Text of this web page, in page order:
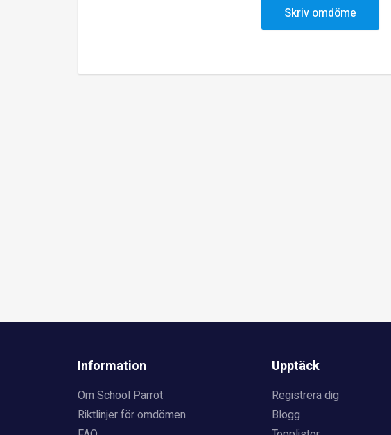
Skriv omdöme
Information
Om School Parrot
Riktlinjer för omdömen
Upptäck
Registrera dig
Blogg